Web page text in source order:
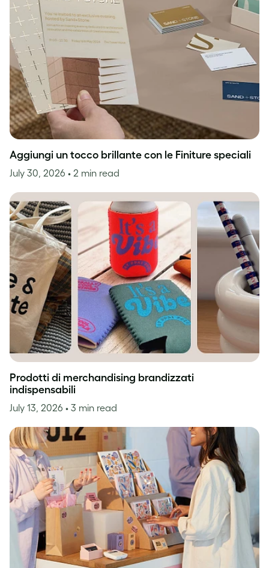
Aggiungi un tocco brillante con le Finiture speciali
July 30, 2026 • 2 min read
Prodotti di merchandising brandizzati
indispensabili
July 13, 2026 • 3 min read